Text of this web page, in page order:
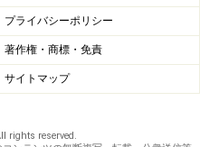
プライバシーポリシー
著作権・商標・免責
サイトマップ
rights reserved.